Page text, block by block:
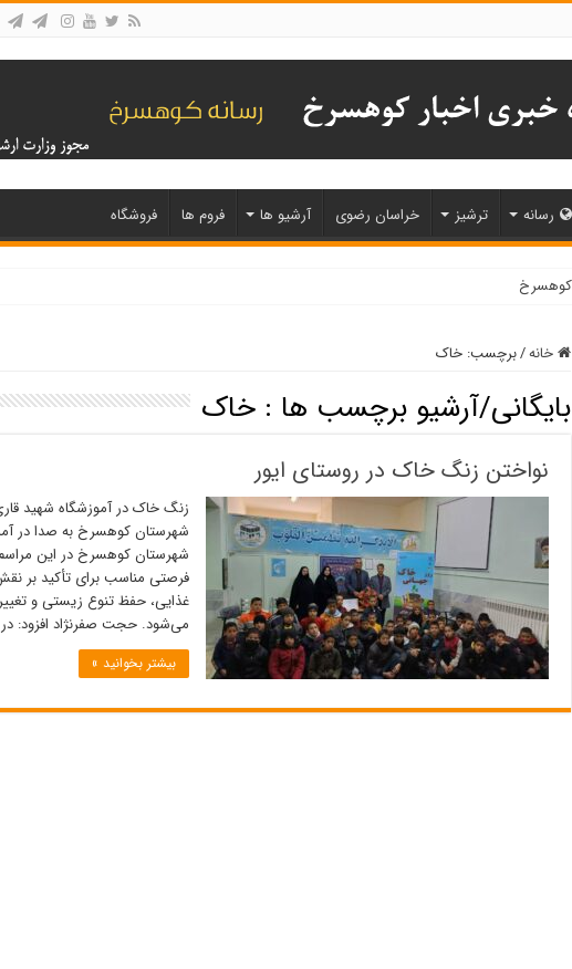
رسانه ترشیز خراسان رضوی آرشیو ها فروم ها فروشگاه
خانه/برچسب: خاک
بایگانی/آرشیو برچسب ها : خاک
نواختن زنگ خاک در روستای ایور
زنگ خاک در آموزشگاه شهید
شهرستان کوهسرخ به صدا در
شهرستان کوهسرخ در این
فرصتی مناسب برای تأکید بر
غذایی، حفظ تنوع زیستی و
می‌شود. حجت صفرنژاد افزود:
بیشتر بخوانید »